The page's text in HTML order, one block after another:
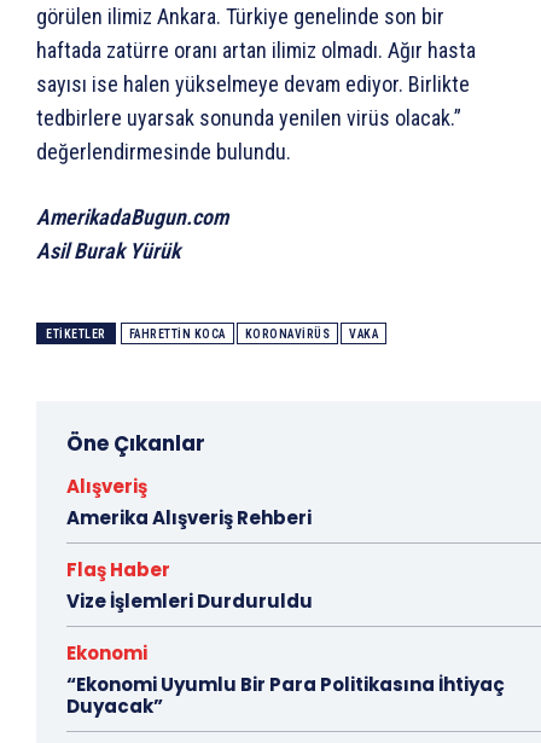
görülen ilimiz Ankara. Türkiye genelinde son bir
haftada zatürre oranı artan ilimiz olmadı. Ağır hasta
sayısı ise halen yükselmeye devam ediyor. Birlikte
tedbirlere uyarsak sonunda yenilen virüs olacak.”
değerlendirmesinde bulundu.
AmerikadaBugun.com
Asil Burak Yürük
ETIKETLER FAHRETTIN KOCA KORONAVIRÜS VAKA
Öne Çıkanlar
Alışveriş
Amerika Alışveriş Rehberi
Flaş Haber
Vize İşlemleri Durduruldu
Ekonomi
“Ekonomi Uyumlu Bir Para Politikasına İhtiyaç
Duyacak”